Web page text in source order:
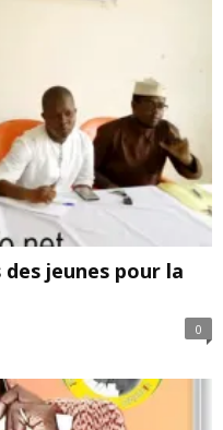
jeunes pour la
0